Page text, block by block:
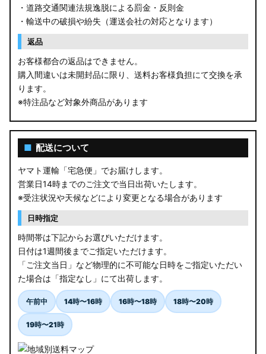
・道路交通関連法規逸脱による罰金・反則金
・輸送中の破損や紛失（運送会社の対応となります）
返品
お客様都合の返品はできません。
購入間違いは未開封品に限り、送料お客様負担にて交換を承
ります。
※特注品など対象外商品があります
■ 配送について
ヤマト運輸「宅急便」でお届けします。
営業日14時までのご注文で当日出荷いたします。
※受注状況や天候などにより変更となる場合があります
日時指定
時間帯は下記からお選びいただけます。
日付は1週間後までご指定いただけます。
「ご注文当日」など物理的に不可能な日時をご指定いただい
た場合は「指定なし」にて出荷します。
午前中 14時〜16時 16時〜18時 18時〜20時
19時〜21時